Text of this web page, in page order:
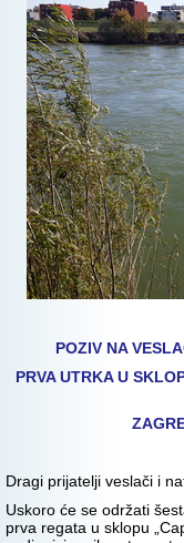
POZIV NA
PRVA UTRKA U
Dragi prijatelji veslači i
Uskoro će se održati
prva regata u sklopu